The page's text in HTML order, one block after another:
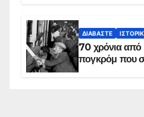
ΔΙΑΒΆΣΤΕ
70 χρόνια από
πογκρόμ που